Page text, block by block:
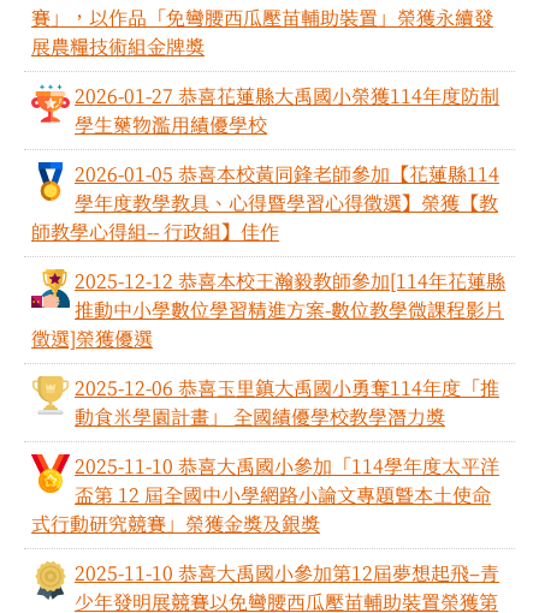
賽」，以作品「免彎腰西瓜壓苗輔助裝置」榮獲永續發
展農糧技術組金牌獎
2026-01-27 恭喜花蓮縣大禹國小榮獲114年度防制
學生藥物濫用績優學校
2026-01-05 恭喜本校黃同鋒老師參加【花蓮縣114
學年度教學教具、心得暨學習心得徵選】榮獲【教
師教學心得組-- 行政組】佳作
2025-12-12 恭喜本校王瀚毅教師參加[114年花蓮縣
推動中小學數位學習精進方案-數位教學微課程影片
徵選]榮獲優選
2025-12-06 恭喜玉里鎮大禹國小勇奪114年度「推
動食米學園計畫」 全國績優學校教學潛力獎
2025-11-10 恭喜大禹國小參加「114學年度太平洋
盃第 12 屆全國中小學網路小論文專題曁本土使命
式行動研究競賽」榮獲金獎及銀獎
2025-11-10 恭喜大禹國小參加第12屆夢想起飛–青
少年發明展競賽以免彎腰西瓜壓苗輔助裝置榮獲第